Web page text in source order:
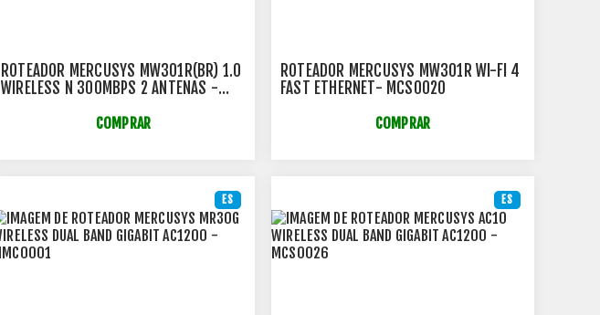
ROTEADOR MERCUSYS MW301R(BR) 1.0
WIRELESS N 300MBPS 2 ANTENAS -
COMPRAR
ROTEADOR MERCUSYS MW301R WI-FI 4
FAST ETHERNET- MCS0020
COMPRAR
ES ES